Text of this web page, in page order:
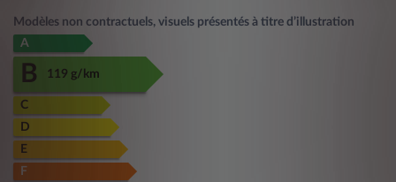
Modèles non contractuels, visuels présentés à titre d’illustration
A
B 119 g/km
C
D
E
F